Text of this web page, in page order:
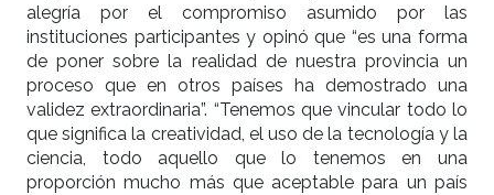
alegría por el compromiso asumido por las
instituciones participantes y opinó que “es una forma
de poner sobre la realidad de nuestra provincia un
proceso que en otros países ha demostrado una
validez extraordinaria”. “Tenemos que vincular todo lo
que significa la creatividad, el uso de la tecnología y la
ciencia, todo aquello que lo tenemos en una
proporción mucho más que aceptable para un país